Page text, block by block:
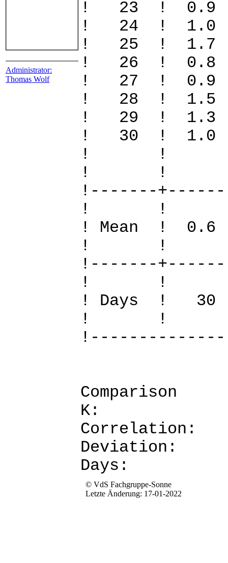
Administrator:
Thomas Wolf
! 23 ! 0.9
! 24 ! 1.0
! 25 ! 1.7
! 26 ! 0.8
! 27 ! 0.9
! 28 !
! 29 ! 1.3
! 30 ! 1.0
!
!
!-------
!
! Mean !
!
!-------
!
! Days
!
K:
© VdS Fachgruppe-Sonne
Letzte Änderung: 17-01-2022